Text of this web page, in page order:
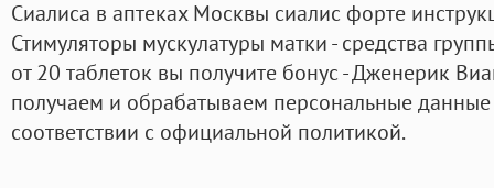
Сиалиса в аптеках Москвы сиалис форте
Стимуляторы мускулатуры матки - средства
от 20 таблеток вы получите бонус - Дженерик
получаем и обрабатываем персональные данные
соответствии с официальной политикой.